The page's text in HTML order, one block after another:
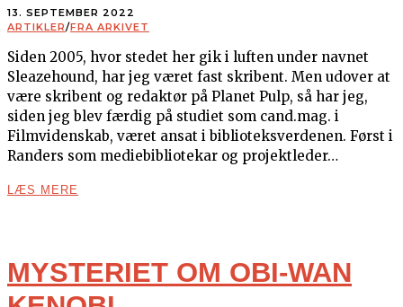
13. SEPTEMBER 2022
ARTIKLER/FRA ARKIVET
Siden 2005, hvor stedet her gik i luften under navnet
Sleazehound, har jeg været fast skribent. Men udover at
være skribent og redaktør på Planet Pulp, så har jeg,
siden jeg blev færdig på studiet som cand.mag. i
Filmvidenskab, været ansat i biblioteksverdenen. Først i
Randers som mediebibliotekar og projektleder…
LÆS MERE
MYSTERIET OM OBI-WAN